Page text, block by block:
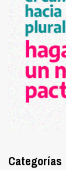
Categorías